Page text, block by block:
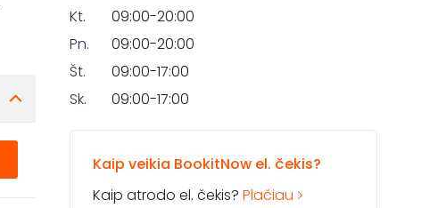
Kt.
09:00-20:00
Pn.
09:00-20:00
Št.
09:00-17:00
Sk.
09:00-17:00
Kaip veikia BookitNow el. čekis?
Kaip atrodo el. čekis? Plačiau